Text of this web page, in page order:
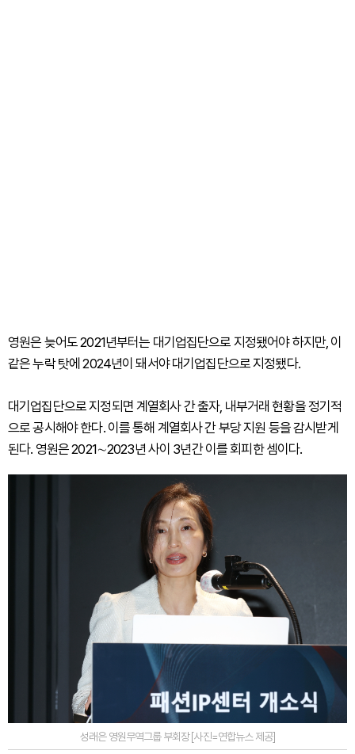
영원은 늦어도 2021년부터는 대기업집단으로 지정됐어야 하지만, 이
같은 누락 탓에 2024년이 돼서야 대기업집단으로 지정됐다.
대기업집단으로 지정되면 계열회사 간 출자, 내부거래 현황을 정기적
으로 공시해야 한다. 이를 통해 계열회사 간 부당 지원 등을 감시받게
된다. 영원은 2021∼2023년 사이 3년간 이를 회피한 셈이다.
성래은 영원무역그룹 부회장 [사진=연합뉴스 제공]